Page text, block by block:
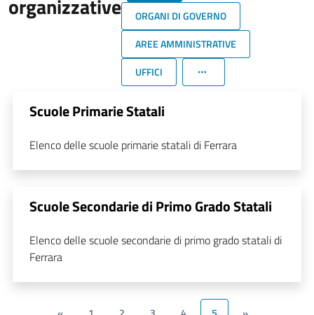
organizzative
ORGANI DI GOVERNO
AREE AMMINISTRATIVE
UFFICI
Scuole Primarie Statali
Elenco delle scuole primarie statali di Ferrara
Scuole Secondarie di Primo Grado Statali
Elenco delle scuole secondarie di primo grado statali di
Ferrara